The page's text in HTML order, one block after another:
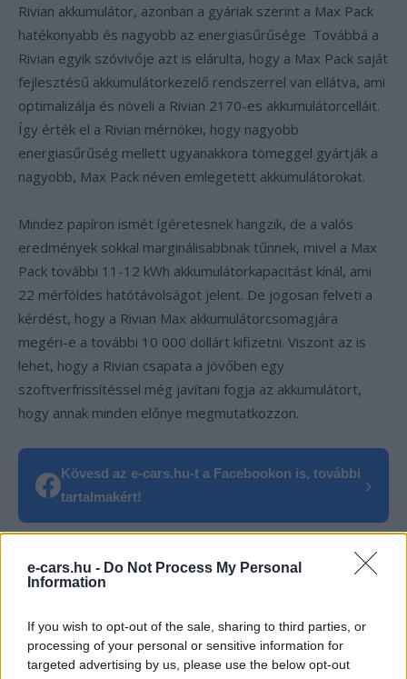
e-cars.hu - Do Not Process My Personal
Information
If you wish to opt-out of the sale, sharing to third parties, or
processing of your personal or sensitive information for
targeted advertising by us, please use the below opt-out
Rivian akkumulátor, azonban a gyáriak szerint a Max Pack
hatékonyabb és nagyobb az energiasűrűsége. Továbbá a
Rivian egyik szóvivője azt is elárulta, hogy a Max Pack saját
fejlesztésű akkumulátorkezelő rendszerrel van ellátva, ami
optimalizálja és növeli a Rivian 2170-es akkumulátorcelláit.
Így érték el a Rivian mérnökei, hogy nagyobb
energiasűrűség mellett ugyanakkora tömeggel gyártják a
nagyobb, Max Pack néven emlegetett akkumulátorokat.
Mindez papíron ismét ígéretesnek hangzik, de a valós
eredmények sokkal marginálisabbnak tűnnek, mivel a Max
Pack további 11-12 kWh akkumulátorkapacitást kínál, ami
22 mérföldes hatótávolságot jelent. De jogosan felveti a
kérdést, hogy a Rivian Max akkumulátorcsomagjára
megéri-e a további 10 000 dollárt kifizetni. Viszont az is
lehet, hogy a Rivian csapata a jövőben egy
szoftverfrissítéssel még javítani fogja az akkumulátort,
hogy annak minden előnye megmutatkozzon.
Kövesd az e-cars.hu-t a Facebookon is, további
tartalmakért!
›
CÍMKÉK akkumulátor e-mobilitás
Elektromobilitás
Elektromos autó